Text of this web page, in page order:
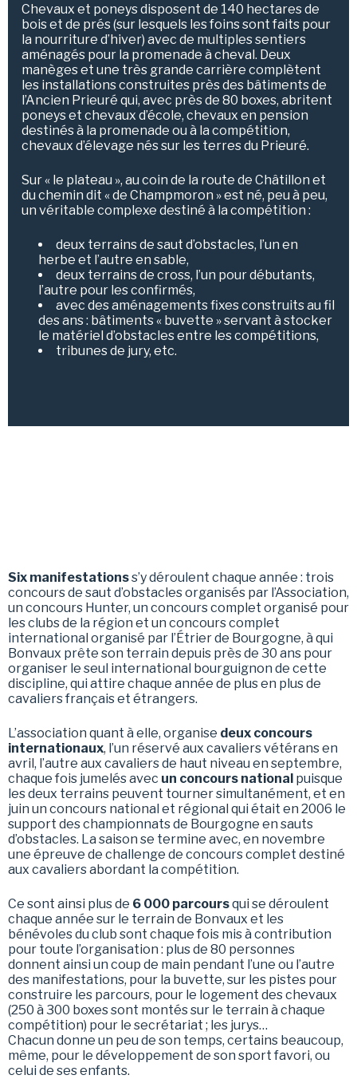
Chevaux et poneys disposent de 140 hectares de
bois et de prés (sur lesquels les foins sont faits pour
la nourriture d’hiver) avec de multiples sentiers
aménagés pour la promenade à cheval. Deux
manèges et une très grande carrière complètent
les installations construites près des bâtiments de
l’Ancien Prieuré qui, avec près de 80 boxes, abritent
poneys et chevaux d’école, chevaux en pension
destinés à la promenade ou à la compétition,
chevaux d’élevage nés sur les terres du Prieuré.
Sur « le plateau », au coin de la route de Châtillon et
du chemin dit « de Champmoron » est né, peu à peu,
un véritable complexe destiné à la compétition :
deux terrains de saut d’obstacles, l’un en
herbe et l’autre en sable,
deux terrains de cross, l’un pour débutants,
l’autre pour les confirmés,
avec des aménagements fixes construits au fil
des ans : bâtiments « buvette » servant à stocker
le matériel d’obstacles entre les compétitions,
tribunes de jury, etc.
Six manifestationss’y déroulent chaque année : trois
concours de saut d’obstacles organisés par l’Association,
un concours Hunter, un concours complet organisé pour
les clubs de la région et un concours complet
international organisé par l’Étrier de Bourgogne, à qui
Bonvaux prête son terrain depuis près de 30 ans pour
organiser le seul international bourguignon de cette
discipline, qui attire chaque année de plus en plus de
cavaliers français et étrangers.
L’association quant à elle, organise deux concours
internationaux, l’un réservé aux cavaliers vétérans en
avril, l’autre aux cavaliers de haut niveau en septembre,
chaque fois jumelés avec un concours national puisque
les deux terrains peuvent tourner simultanément, et en
juin un concours national et régional qui était en 2006 le
support des championnats de Bourgogne en sauts
d’obstacles. La saison se termine avec, en novembre
une épreuve de challenge de concours complet destiné
aux cavaliers abordant la compétition.
Ce sont ainsi plus de 6 000 parcoursqui se déroulent
chaque année sur le terrain de Bonvaux et les
bénévoles du club sont chaque fois mis à contribution
pour toute l’organisation : plus de 80 personnes
donnent ainsi un coup de main pendant l’une ou l’autre
des manifestations, pour la buvette, sur les pistes pour
construire les parcours, pour le logement des chevaux
(250 à 300 boxes sont montés sur le terrain à chaque
compétition) pour le secrétariat ; les jurys…
Chacun donne un peu de son temps, certains beaucoup,
même, pour le développement de son sport favori, ou
celui de ses enfants.